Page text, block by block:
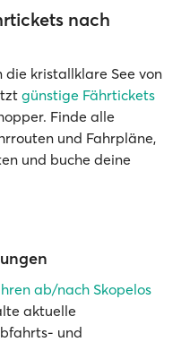
nach
die kristallklare See von
günstige Fährtickets
Finde alle
und Fahrpläne,
und buche deine
ab/nach Skopelos
aktuelle
und